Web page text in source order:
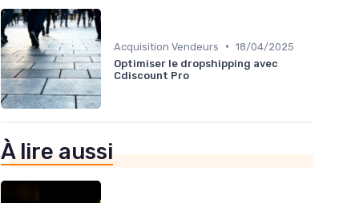
Acquisition Vendeurs • 18/04/2025
Optimiser le dropshipping avec
Cdiscount Pro
À lire aussi